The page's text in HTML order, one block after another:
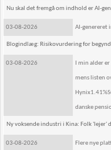
Nu skal det fremgå om indhold er AI-
03-08-2026 AI-genereret
Blogindlæg: Risikovurdering for
03-08-2026 I min alder
mens listen
danske
Ny voksende industri i Kina: Folk 'lejer'
03-08-2026 Flere nye